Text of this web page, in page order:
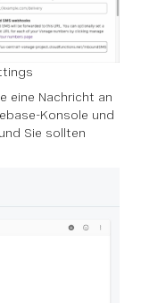
eine Nachricht an
Konsole und
Sie sollten